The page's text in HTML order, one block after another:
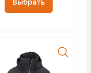
Выбрать